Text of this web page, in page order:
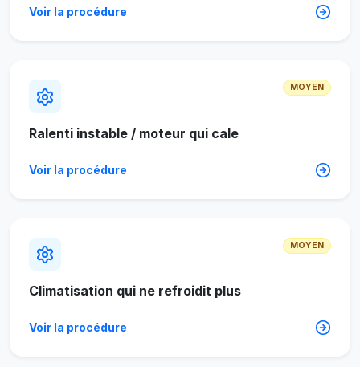
Voir la procédure
MOYEN
Ralenti instable / moteur qui cale
Voir la procédure
MOYEN
Climatisation qui ne refroidit plus
Voir la procédure